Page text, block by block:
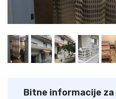
Bitne informacije